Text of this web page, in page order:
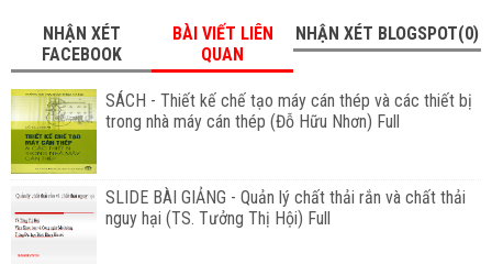
NHẬN XÉT
FACEBOOK
BÀI VIẾT LIÊN
QUAN
NHẬN XÉT BLOGSPOT(0)
SÁCH - Thiết kế chế tạo máy cán thép và các thiết bị
trong nhà máy cán thép (Đỗ Hữu Nhơn) Full
SLIDE BÀI GIẢNG - Quản lý chất thải rắn và chất thải
nguy hại (TS. Tưởng Thị Hội) Full